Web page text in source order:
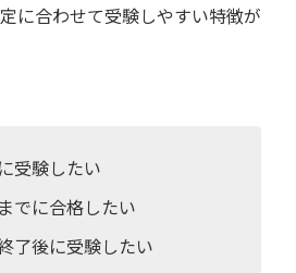
に合わせて受験しやすい特徴が
受験したい
でに合格したい
了後に受験したい